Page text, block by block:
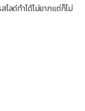
ลด์ทำได้ไม่ยากแต่ก็ไม่